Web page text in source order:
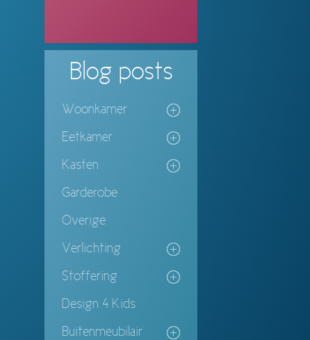
Blog posts
Woonkamer
Eetkamer
Kasten
Garderobe
Overige
Verlichting
Stoffering
Design 4 Kids
Buitenmeubilair